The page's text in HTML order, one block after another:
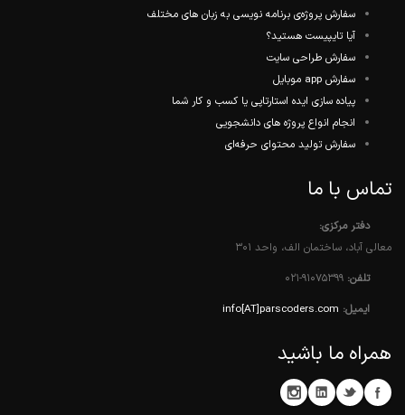
سفارش پروژه‌ی برنامه نویسی به زبان های مختلف
آیا تایپیست هستید؟
سفارش طراحی سایت
پیاده سازی ایده استارتاپی یا کسب و کار شما
انجام انواع پروژه های دانشجویی
سفارش تولید محتوای حرفه‌ای
با ما
مرکزی:
ساختمان الف، واحد ۳۰۱
021-91075399
info[AT]parscoders.com
ما باشید